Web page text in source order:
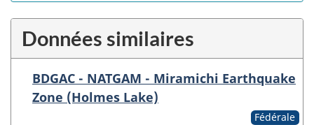
Données similaires
BDGAC - NATGAM - Miramichi Earthquake
Zone (Holmes Lake)
Fédérale